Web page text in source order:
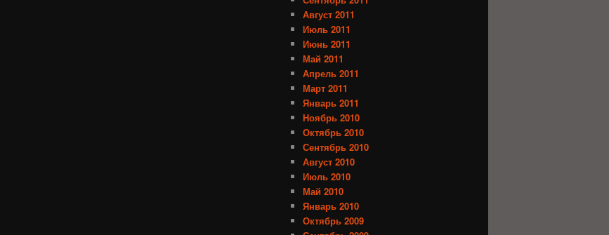
Август 2011
Июль 2011
Июнь 2011
Май 2011
Апрель 2011
Март 2011
Январь 2011
Ноябрь 2010
Октябрь 2010
Сентябрь 2010
Август 2010
Июль 2010
Май 2010
Январь 2010
Октябрь 2009